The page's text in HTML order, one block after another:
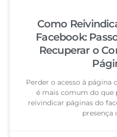
Como
Facebook:
Recuperar o
Perder o acesso à página
é mais comum do que
reivindicar páginas do
presença